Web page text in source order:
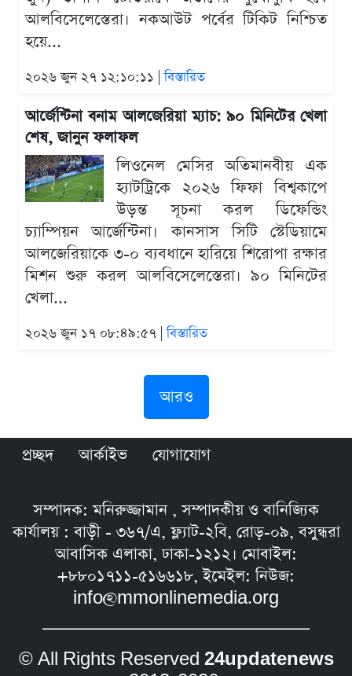
আলবিসেলেস্তেরা। নকআউট পর্বের টিকিট নিশ্চিত
হয়ে...
২০২৬ জুন ২৭ ১২:১০:১১ |বিস্তারিত
আর্জেন্টিনা বনাম আলজেরিয়া ম্যাচ: ৯০ মিনিটের খেলা
শেষ, জানুন ফলাফল
লিওনেল মেসির অতিমানবীয় এক
হ্যাটট্রিকে ২০২৬ ফিফা বিশ্বকাপে
উড়ন্ত সূচনা করল ডিফেন্ডিং
চ্যাম্পিয়ন আর্জেন্টিনা। কানসাস সিটি স্টেডিয়ামে
আলজেরিয়াকে ৩-০ ব্যবধানে হারিয়ে শিরোপা রক্ষার
মিশন শুরু করল আলবিসেলেস্তেরা। ৯০ মিনিটের
খেলা...
২০২৬ জুন ১৭ ০৮:৪৯:৫৭ |বিস্তারিত
আরও
প্রচ্ছদ আর্কাইভ যোগাযোগ
সম্পাদক: মনিরুজ্জামান , সম্পাদকীয় ও বানিজ্যিক
কার্যালয় : বাড়ী - ৩৬৭/এ, ফ্ল্যাট-২বি, রোড়-০৯, বসুন্ধরা
আবাসিক এলাকা, ঢাকা-১২১২। মোবাইল:
+৮৮০১৭১১-৫১৬৬১৮, ইমেইল: নিউজ:
info@mmonlinemedia.org
© All Rights Reserved 24updatenews